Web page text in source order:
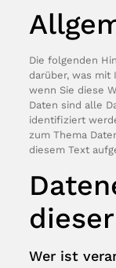
Die folgenden
darüber, was mit
wenn Sie diese
Daten sind alle
identifiziert
zum Thema
diesem Text
Wer ist